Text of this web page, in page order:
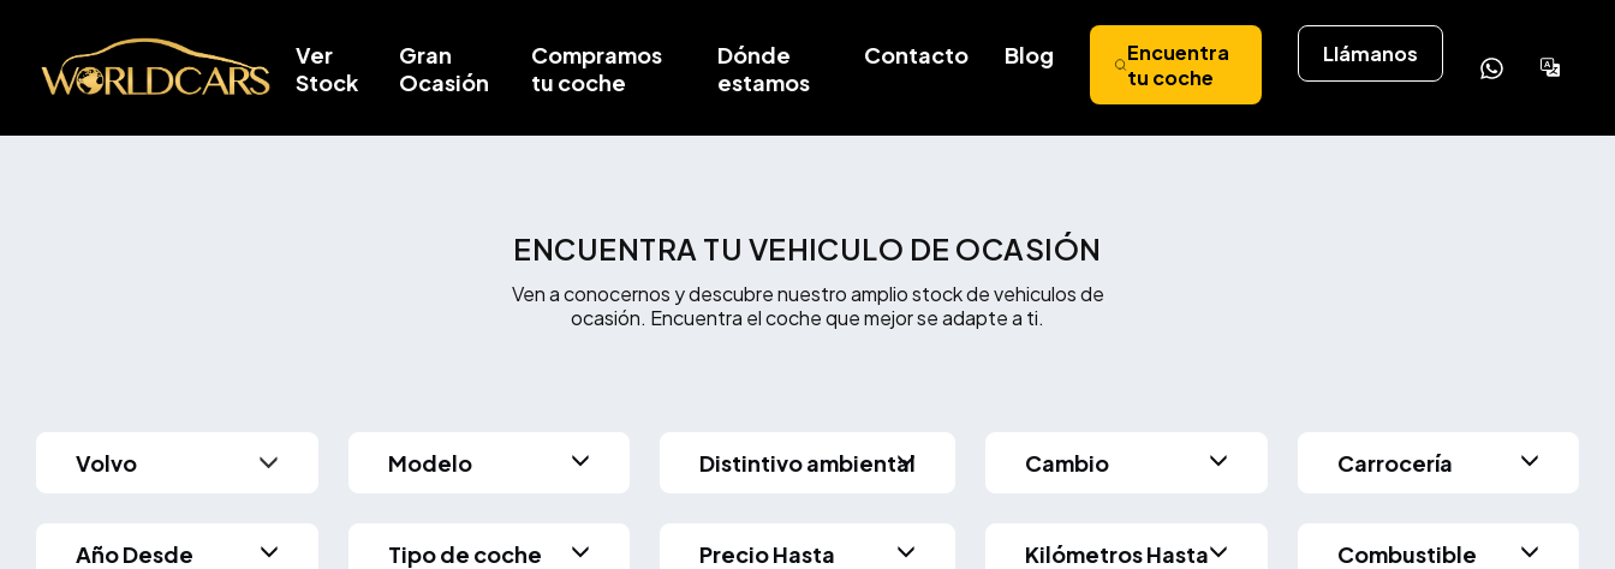
Ver
Stock
Gran
Ocasión
Compramos
tu coche
Dónde
estamos
Contacto Blog
Encuentra
tu coche
Llámanos
ENCUENTRA TU VEHICULO DE OCASIÓN
Ven a conocernos y descubre nuestro amplio stock de vehiculos de
ocasión. Encuentra el coche que mejor se adapte a ti.
Modelo Distintivo ambiental Cambio Carrocería
Año Desde Tipo de coche Precio Hasta Kilómetros Hasta Combustible